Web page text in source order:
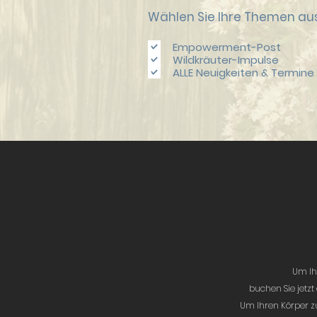
Wählen Sie Ihre Themen
Empowerment-Post
Wildkräuter-Impulse
ALLE Neuigkeiten & Termine
Um
buchen Sie
Um Ihren Körper